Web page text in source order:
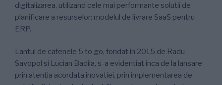
digitalizarea, utilizand cele mai performante solutii de
planificare a resurselor: modelul de livrare SaaS pentru
ERP.
Lantul de cafenele 5 to go, fondat in 2015 de Radu
Savopol si Lucian Badila, s-a evidentiat inca de la lansare
prin atentia acordata inovatiei, prin implementarea de